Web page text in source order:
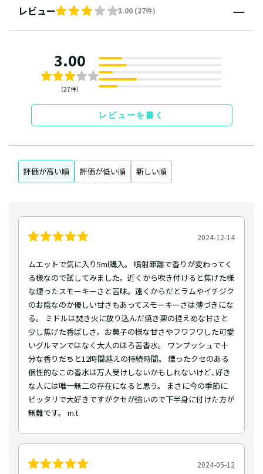
レビュー 3.00 (27件)
3.00
（27件）
レビューを書く
評価が高い順 評価が低い順 新しい順
2024-12-14
ムエットで気に入り5ml購入。 噴射距離で香りが変わってく
る様なので試してみました。近くから吹き付けると焦げた様
な煙ったスモーキーさと苦味。遠くからだとラムやイチジク
のお陰なのか優しい甘さもあってスモーキーさは薄づきにな
る。 ミドルは焚き火に放り込んだ焼き栗の控えめな甘さと
少し焦げた香ばしさ。お菓子の様な甘さやフワフワした可愛
いグルマンではなく大人のほろ苦香水。 ワンプッシュで十
分な香りだちと12時間越えの持続時間。 煙ったクセのある
個性的なこの香水は万人受けしないかもしれないけど､好き
な人には唯一無二の存在になると思う。 まさに今の季節に
ピッタリで大好きですがクセが強いので下半身に付けた方が
無難です。 m.t
2024-05-12